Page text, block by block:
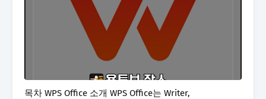
목차 WPS Office 소개 WPS Office는 Writer,